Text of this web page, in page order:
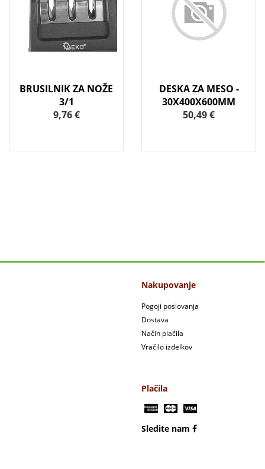
BRUSILNIK ZA NOŽE
3/1
9,76 €
DESKA ZA MESO -
30X400X600MM
50,49 €
Nakupovanje
Pogoji poslovanja
Dostava
Način plačila
Vračilo izdelkov
Plačila
Sledite nam